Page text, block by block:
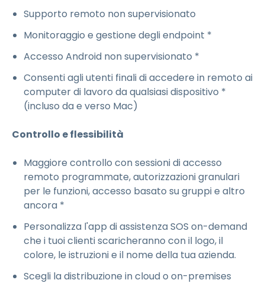
Supporto remoto non supervisionato
Monitoraggio e gestione degli endpoint *
Accesso Android non supervisionato *
Consenti agli utenti finali di accedere in remoto ai
computer di lavoro da qualsiasi dispositivo *
(incluso da e verso Mac)
Controllo e flessibilità
Maggiore controllo con sessioni di accesso
remoto programmate, autorizzazioni granulari
per le funzioni, accesso basato su gruppi e altro
ancora *
Personalizza l'app di assistenza SOS on-demand
che i tuoi clienti scaricheranno con il logo, il
colore, le istruzioni e il nome della tua azienda.
Scegli la distribuzione in cloud o on-premises